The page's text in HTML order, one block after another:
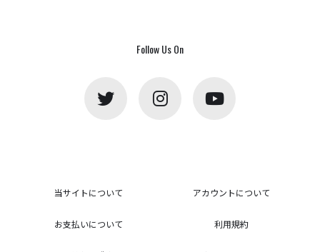
Follow Us On
当サイトについて アカウントについて
お支払いについて 利用規約